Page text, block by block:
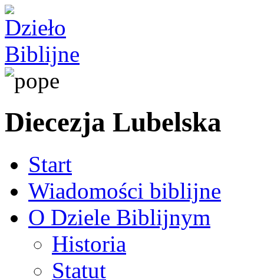
Diecezja Lubelska
Start
Wiadomości biblijne
O Dziele Biblijnym
Historia
Statut